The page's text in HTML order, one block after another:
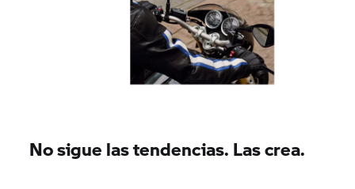
No sigue las tendencias. Las crea.